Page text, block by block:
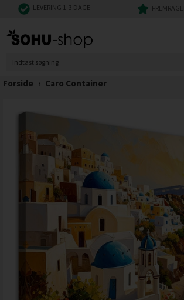
LEVERING 1-3 DAGE
Forside › Caro Container